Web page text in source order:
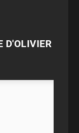
D'OLIVIER